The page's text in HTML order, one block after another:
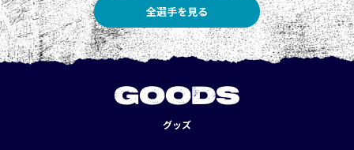
全選手を見る
GOODS
グッズ